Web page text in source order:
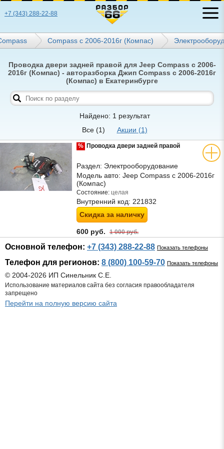
+7 (343) 288-22-88
Compass с 2006-2016г (Компас)
Проводка двери задней правой для Jeep Compass с 2006-
2016г (Компас) - авторазборка Джип Compass с 2006-2016г
(Компас) в Екатеринбурге
Найдено: 1 результат
Все (1) Акции (1)
% Проводка двери задней правой
Раздел: Электрооборудование
Модель авто: Jeep Compass с 2006-2016г
(Компас)
Состояние: целая
Внутренний код: 221832
Скидка за наличку
600 руб. 1 000 руб.
Основной телефон: +7 (343) 288-22-88 Показать телефоны
Телефон для регионов: 8 (800) 100-59-70 Показать телефоны
© 2004-2026 ИП Синельник С.Е.
Использование материалов сайта без согласия правообладателя
запрещено
Перейти на полную версию сайта